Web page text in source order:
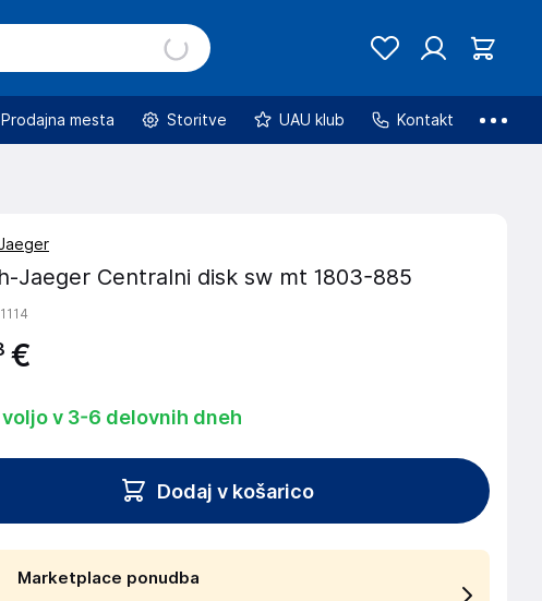
Prodajna mesta Storitve UAU klub Kontakt
Jaeger Centralni disk sw mt 1803-885
€
voljo v 3-6 delovnih dneh
Dodaj v košarico
Marketplace ponudba